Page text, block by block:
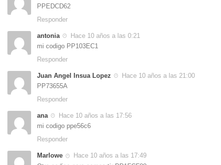
PPEDCD62
Responder
antonia
Hace 10 años a las 0:21
mi codigo PP103EC1
Responder
Juan Angel Insua Lopez
Hace 10 años a las 21:00
PP73655A
Responder
ana
Hace 10 años a las 17:56
mi codigo ppe56c6
Responder
Marlowe
Hace 10 años a las 17:49